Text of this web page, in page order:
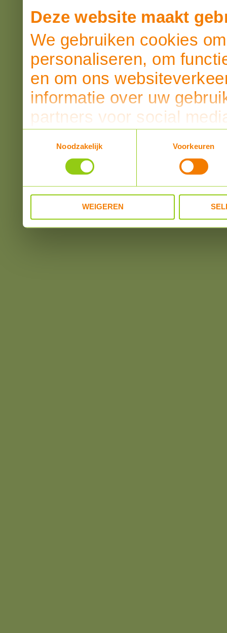
Deze website maakt
We gebruiken cookies
personaliseren, om
en om ons
informatie over uw
partners voor social
informatie die u aan ze
verzameld op basis van
Noodzakelijk
Voorkeuren
WEIGEREN